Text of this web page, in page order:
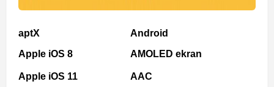
aptX
Apple iOS 8
Apple iOS 11
Android
AMOLED ekran
AAC